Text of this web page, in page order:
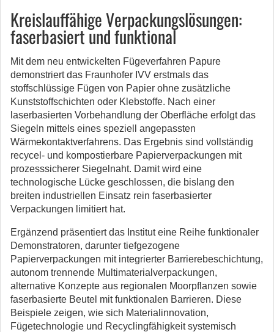
Kreislauffähige Verpackungslösungen:
faserbasiert und funktional
Mit dem neu entwickelten Fügeverfahren Papure
demonstriert das Fraunhofer IVV erstmals das
stoffschlüssige Fügen von Papier ohne zusätzliche
Kunststoffschichten oder Klebstoffe. Nach einer
laserbasierten Vorbehandlung der Oberfläche erfolgt das
Siegeln mittels eines speziell angepassten
Wärmekontaktverfahrens. Das Ergebnis sind vollständig
recycel- und kompostierbare Papierverpackungen mit
prozesssicherer Siegelnaht. Damit wird eine
technologische Lücke geschlossen, die bislang den
breiten industriellen Einsatz rein faserbasierter
Verpackungen limitiert hat.
Ergänzend präsentiert das Institut eine Reihe funktionaler
Demonstratoren, darunter tiefgezogene
Papierverpackungen mit integrierter Barrierebeschichtung,
autonom trennende Multimaterialverpackungen,
alternative Konzepte aus regionalen Moorpflanzen sowie
faserbasierte Beutel mit funktionalen Barrieren. Diese
Beispiele zeigen, wie sich Materialinnovation,
Fügetechnologie und Recyclingfähigkeit systemisch